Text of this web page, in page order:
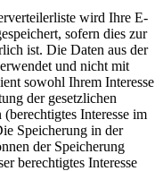
wird Ihre E-
sofern dies zur
ist. Die Daten aus der
und nicht mit
sowohl Ihrem Interesse
der gesetzlichen
Interesse im
Speicherung in der
der Speicherung
berechtigtes Interesse